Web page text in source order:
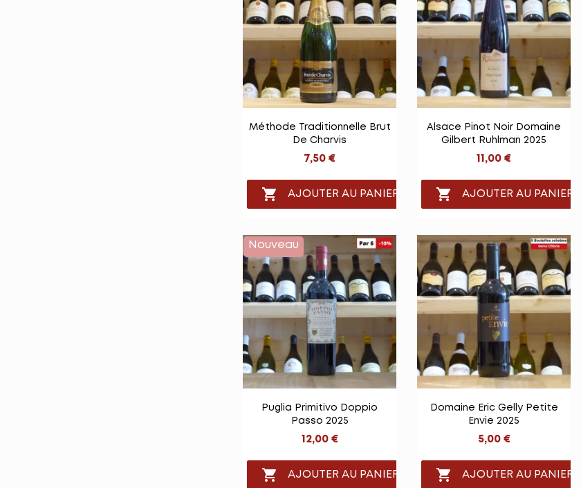
 Vue rapide
Méthode Traditionnelle Brut
De Charvis
7,50 €
 AJOUTER AU PANIER
Vue rapide
Alsace Pinot Noir Domaine
Gilbert Ruhlman 2025
11,00 €
 AJOUTER AU PANIER
 Vue rapide
Puglia Primitivo Doppio
Passo 2025
12,00 €
 AJOUTER AU PANIER
Nouveau
Vue rapide
Domaine Eric Gelly Petite
Envie 2025
5,00 €
 AJOUTER AU PANIER